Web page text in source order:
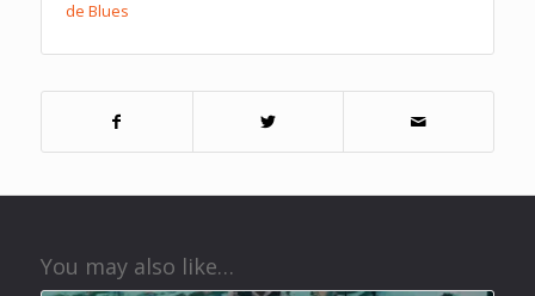
de Blues
You may also like…